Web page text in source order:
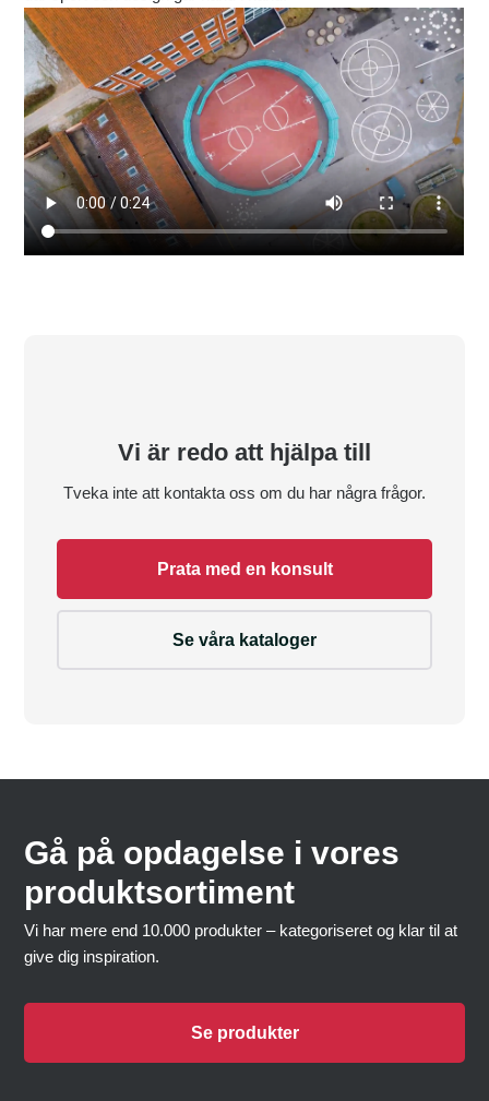
Vi är redo att hjälpa till
Tveka inte att kontakta oss om du har några frågor.
Prata med en konsult
Se våra kataloger
Gå på opdagelse i vores
produktsortiment
Vi har mere end 10.000 produkter – kategoriseret og klar til at
give dig inspiration.
Se produkter